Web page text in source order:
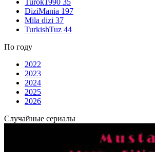
Turok1990 35
DiziMania 197
Mila dizi 37
TurkishTuz 44
По году
2022
2023
2024
2025
2026
Случайные сериалы